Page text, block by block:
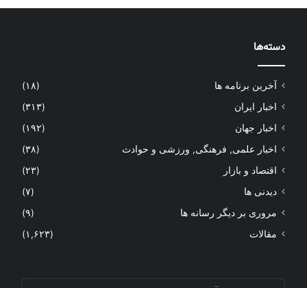
دسته‌ها
آخرین برنامه ها
(۱۸)
اخبار ایران
(۳۱۳)
اخبار جهان
(۱۹۲)
اخبار علمی, فرهنگی, ورزشی و حوادث
(۳۸)
اقتصاد و بازار
(۲۳)
دیدنی ها
(۷)
مروری بر دیگر رسانه ها
(۹)
مقالات
(۱,۶۲۳)